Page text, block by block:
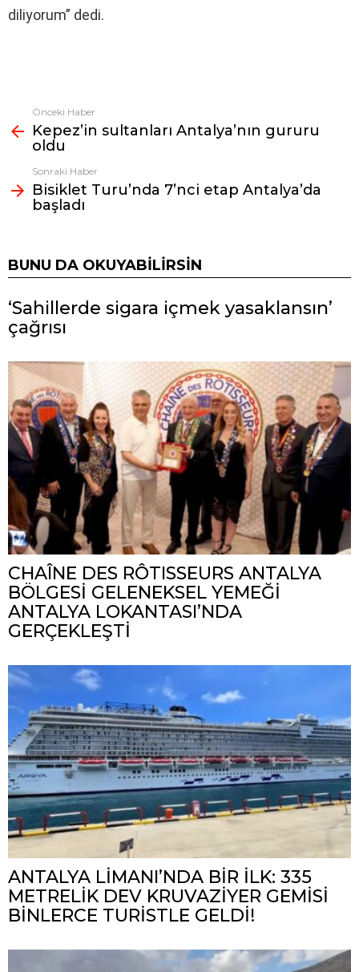
diliyorum” dedi.
Fazlasına
bak
Önceki Haber
Kepez’in sultanları Antalya’nın gururu
oldu
Sonraki Haber
Bisiklet Turu’nda 7’nci etap Antalya’da
başladı
BUNU DA OKUYABILIRSIN
‘Sahillerde sigara içmek yasaklansın’
çağrısı
CHAÎNE DES RÔTISSEURS ANTALYA
BÖLGESİ GELENEKSEL YEMEĞİ
ANTALYA LOKANTASI’NDA
GERÇEKLEŞTİ
ANTALYA LİMANI’NDA BİR İLK: 335
METRELİK DEV KRUVAZİYER GEMİSİ
BİNLERCE TURİSTLE GELDİ!